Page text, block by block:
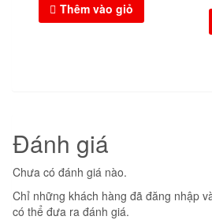
Thêm vào giỏ
Đánh giá
Chưa có đánh giá nào.
Chỉ những khách hàng đã đăng nhập
có thể đưa ra đánh giá.